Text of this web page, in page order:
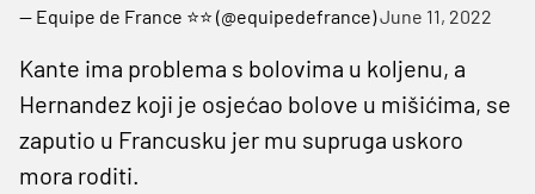
— Equipe de France ⭐⭐ (@equipedefrance)June 11, 2022
Kante ima problema s bolovima u koljenu, a
Hernandez koji je osjećao bolove u mišićima, se
zaputio u Francusku jer mu supruga uskoro
mora roditi.